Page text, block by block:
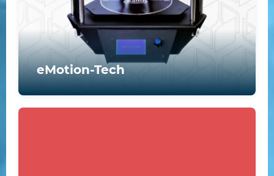
eMotion-Tech